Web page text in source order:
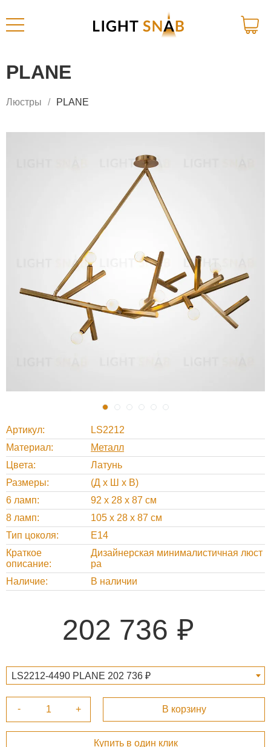
PLANE
Люстры PLANE
Артикул
LS2212
Материал
Металл
Цвета
Латунь
Размеры
(Д х Ш х В)
6 ламп
92 х 28 х 87 см
8 ламп
105 х 28 х 87 см
Тип цоколя
Е14
Краткое
описание
Дизайнерская минималистичная люст
ра
Наличие
В наличии
202 736
LS2212-4490 PLANE 202 736 ₽